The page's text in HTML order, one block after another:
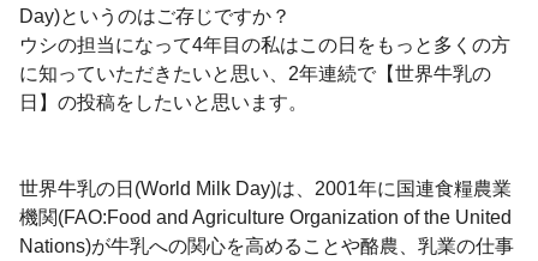
Day)というのはご存じですか？
ウシの担当になって4年目の私はこの日をもっと多くの方
に知っていただきたいと思い、 2年連続で【世界牛乳の
日】の投稿をしたいと思います。
世界牛乳の日 (World Milk Day)は、 2001年に国連食糧農業
機関(FAO:Food and Agriculture Organization of the United
Nations)が牛乳への関心を高めることや酪農、乳業の仕事